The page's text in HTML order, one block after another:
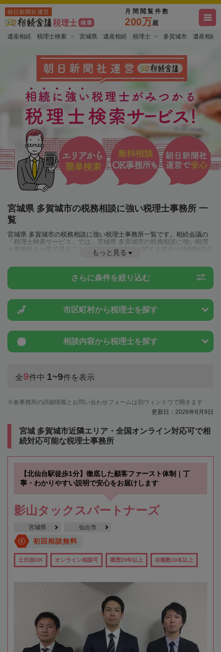
朝日新聞社運営 月間閲覧件数
200万超
遺産相続 税理士検索 宮城県 遺産相続 税理士 多賀城市 遺産相続
宮城県 多賀城市の税務相談に強い税理士事務所 一
覧
宮城県 多賀城市の税務相談に強い税理士事務所一覧です。相続会議の
「税理士検索サービス」では、宮城県 多賀城市の税務相談に強い税理
士事務所を一覧で見ることが出来ます。相続に関する税金や特例制度の
ことは一度近隣の税理士に相談してみましょう。
もっと見る
さらに条件を絞り込む
市区町村から税理士を探す
相談内容から税理士を探す
全9件中 1~9件を表示
各事務所の詳細情報とお問い合わせフォームは別ウィンドウで開きます
更新日：2026年8月9日
宮城 多賀城市近隣エリア・全国オンライン対応可で相
続対応可能な税理士事務所
【北仙台駅徒歩1分】徹底した顧客ファースト体制｜丁
寧・わかりやすい説明で安心をお届けします
影山タックスパートナーズ
宮城県 仙台市
初回相談無料
土日祝OK オンライン相談可 職歴20年以上 在籍数10名以上